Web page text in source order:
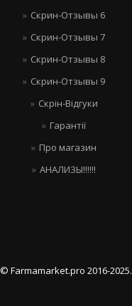
Скрин-Отзывы 6
Скрин-Отзывы 7
Скрин-Отзывы 8
Скрин-Отзывы 9
Скрін-Відгуки
Гарантії
Про магазин
АНАЛИЗЫ!!!!!!
© Farmamarket.pro 2016-2025.